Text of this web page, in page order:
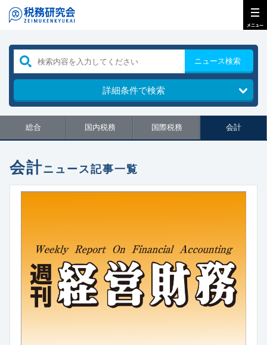
ニュース検索
詳細条件で検索
総合 国内税務 国際税務 会計
会計ニュース記事一覧